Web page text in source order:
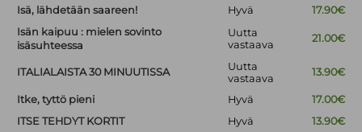
Isä, lähdetään saareen!
Hyvä
17.90€
Isän kaipuu : mielen sovinto
isäsuhteessa
Uutta
vastaava
21.00€
ITALIALAISTA 30 MINUUTISSA
Uutta
vastaava
13.90€
Itke, tyttö pieni Hyvä
17.00€
ITSE TEHDYT KORTIT
Hyvä
13.90€